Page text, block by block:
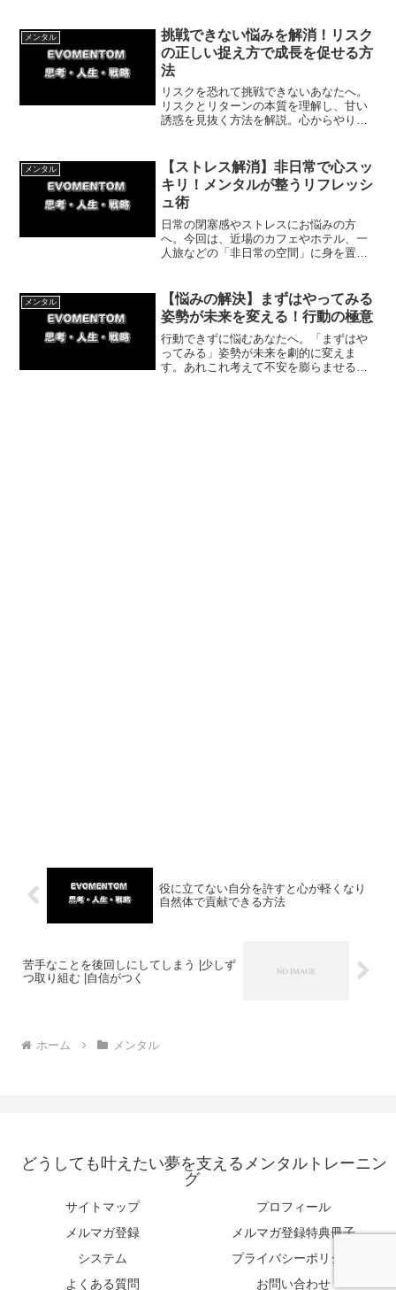
関係に振り回されず、心を軽くして前に
進むコツが学べます。
メンタル
挑戦できない悩みを解消！リスク
の正しい捉え方で成長を促せる方
法
リスクを恐れて挑戦できないあなたへ。
リスクとリターンの本質を理解し、甘い
誘惑を見抜く方法を解説。心からやりた
メンタル
【ストレス解消】非日常で心スッ
キリ！メンタルが整うリフレッシ
ュ術
日常の閉塞感やストレスにお悩みの方
へ。今回は、近場のカフェやホテル、一
人旅などの「非日常の空間」に身を置く
日々を抜け出し、心をリフレッシュする
簡単な方法をお届け。
メンタル
【悩みの解決】まずはやってみる
姿勢が未来を変える！行動の極意
行動できずに悩むあなたへ。「まずはや
ってみる」姿勢が未来を劇的に変えま
す。あれこれ考えて不安を膨らませる前
役に立てない自分を許すと心が軽くなり
自然体で貢献できる方法
苦手なことを後回しにしてしまう |少しず
つ取り組む |自信がつく
ホーム メンタル
どうしても叶えたい夢を支えるメンタルトレーニン
グ
サイトマップ
プロフィール
メルマガ登録
メルマガ登録特典冊子
システム
プライバシーポリシー
よくある質問
お問い合わせ